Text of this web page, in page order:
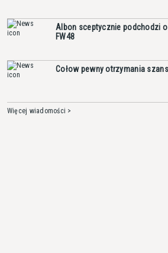
Albon sceptycznie podchodzi
FW48
Cołow pewny otrzymania
Więcej wiadomości >